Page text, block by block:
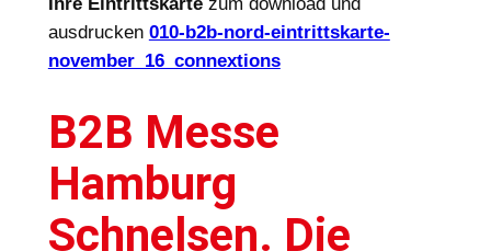
ausdrucken 010-b2b-nord-eintrittskarte-
november_16_connextions
B2B Messe
Hamburg
Schnelsen. Die